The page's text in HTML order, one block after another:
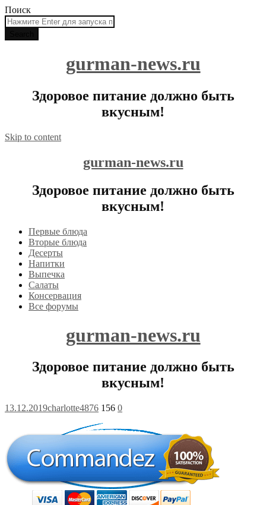
Поиск
gurman-news.ru
Здоровое питание должно быть
вкусным!
Skip to content
gurman-news.ru
Здоровое питание должно быть
вкусным!
Первые блюда
Вторые блюда
Десерты
Напитки
Выпечка
Салаты
Консервация
Все форумы
gurman-news.ru
Здоровое питание должно быть
вкусным!
13.12.2019charlotte4876 156 0